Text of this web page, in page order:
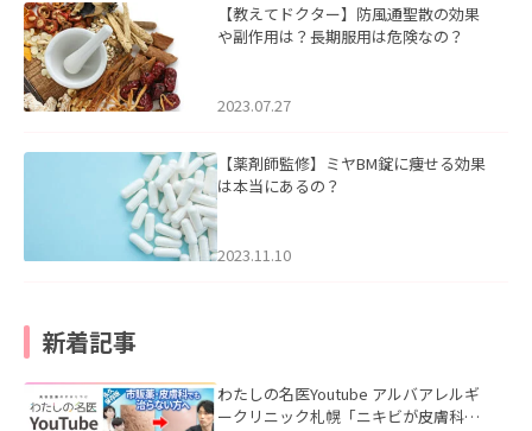
【教えてドクター】防風通聖散の効果
や副作用は？長期服用は危険なの？
2023.07.27
【薬剤師監修】ミヤBM錠に痩せる効果
は本当にあるの？
2023.11.10
新着記事
わたしの名医Youtube アルバアレルギ
ークリニック札幌「ニキビが皮膚科で